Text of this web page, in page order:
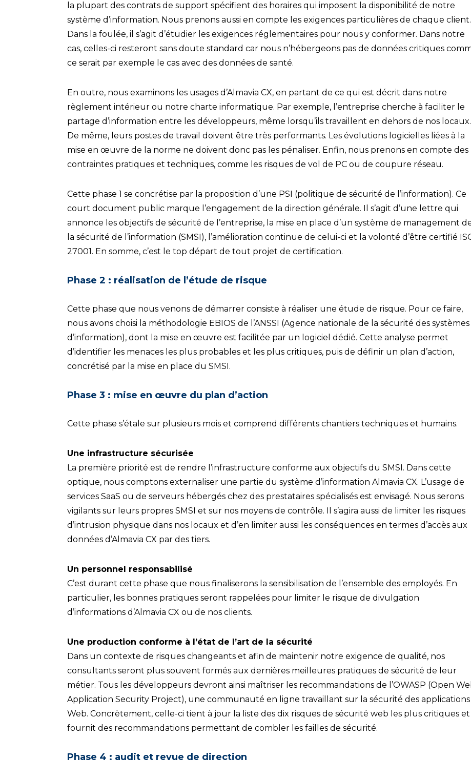
la plupart des contrats de support spécifient des horaires qui imposent la disponibilité de notre
système d’information. Nous prenons aussi en compte les exigences particulières de chaque client.
Dans la foulée, il s’agit d’étudier les exigences réglementaires pour nous y conformer. Dans notre
cas, celles-ci resteront sans doute standard car nous n’hébergeons pas de données critiques
ce serait par exemple le cas avec des données de santé.
En outre, nous examinons les usages d’Almavia CX, en partant de ce qui est décrit dans notre
règlement intérieur ou notre charte informatique. Par exemple, l’entreprise cherche à faciliter le
partage d’information entre les développeurs, même lorsqu’ils travaillent en dehors de nos locaux.
De même, leurs postes de travail doivent être très performants. Les évolutions logicielles liées à la
mise en œuvre de la norme ne doivent donc pas les pénaliser. Enfin, nous prenons en compte des
contraintes pratiques et techniques, comme les risques de vol de PC ou de coupure réseau.
Cette phase 1 se concrétise par la proposition d’une PSI (politique de sécurité de l’information). Ce
court document public marque l’engagement de la direction générale. Il s’agit d’une lettre qui
annonce les objectifs de sécurité de l’entreprise, la mise en place d’un système de management
la sécurité de l’information (SMSI), l’amélioration continue de celui-ci et la volonté d’être certifié
27001. En somme, c’est le top départ de tout projet de certification.
Phase 2 : réalisation de l’étude de risque
Cette phase que nous venons de démarrer consiste à réaliser une étude de risque. Pour ce faire,
nous avons choisi la méthodologie EBIOS de l’ANSSI (Agence nationale de la sécurité des systèmes
d’information), dont la mise en œuvre est facilitée par un logiciel dédié. Cette analyse permet
d’identifier les menaces les plus probables et les plus critiques, puis de définir un plan d’action,
concrétisé par la mise en place du SMSI.
Phase 3 : mise en œuvre du plan d’action
Cette phase s’étale sur plusieurs mois et comprend différents chantiers techniques et humains.
Une infrastructure sécurisée
La première priorité est de rendre l’infrastructure conforme aux objectifs du SMSI. Dans cette
optique, nous comptons externaliser une partie du système d’information Almavia CX. L’usage de
services SaaS ou de serveurs hébergés chez des prestataires spécialisés est envisagé. Nous serons
vigilants sur leurs propres SMSI et sur nos moyens de contrôle. Il s’agira aussi de limiter les risques
d’intrusion physique dans nos locaux et d’en limiter aussi les conséquences en termes d’accès aux
données d’Almavia CX par des tiers.
Un personnel responsabilisé
C’est durant cette phase que nous finaliserons la sensibilisation de l’ensemble des employés. En
particulier, les bonnes pratiques seront rappelées pour limiter le risque de divulgation
d’informations d’Almavia CX ou de nos clients.
Une production conforme à l’état de l’art de la sécurité
Dans un contexte de risques changeants et afin de maintenir notre exigence de qualité, nos
consultants seront plus souvent formés aux dernières meilleures pratiques de sécurité de leur
métier. Tous les développeurs devront ainsi maîtriser les recommandations de l’OWASP (Open
Application Security Project), une communauté en ligne travaillant sur la sécurité des applications
Web. Concrètement, celle-ci tient à jour la liste des dix risques de sécurité web les plus critiques et
fournit des recommandations permettant de combler les failles de sécurité.
Phase 4 : audit et revue de direction